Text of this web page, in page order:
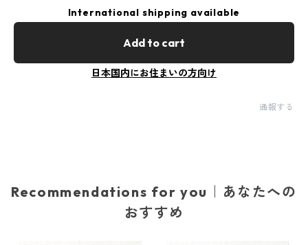
International shipping available
Add to cart
日本国内にお住まいの方向け
通報する
Recommendations for you｜あなたへの
おすすめ